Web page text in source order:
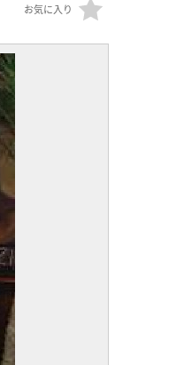
お気に入り